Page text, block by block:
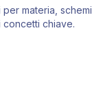
materia, schemi
chiave.